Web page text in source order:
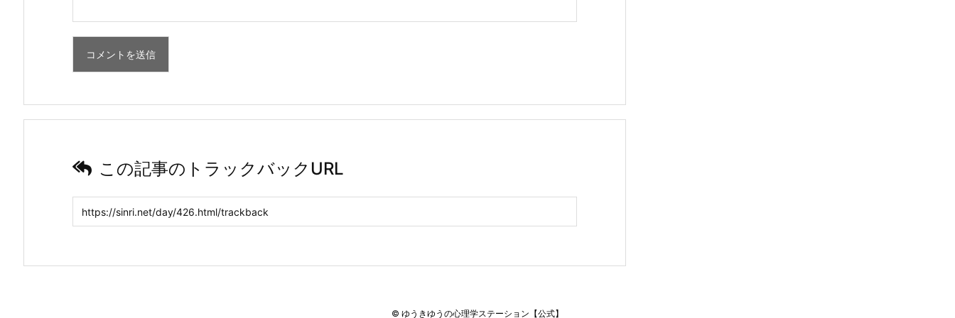
この記事のトラックバックURL
© ゆうきゆうの心理学ステーション【公式】